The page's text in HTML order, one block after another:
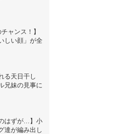
ャンス！】
しい顔」が全
る天日干し
兄妹の見事に
はずが…】小
達が編み出し